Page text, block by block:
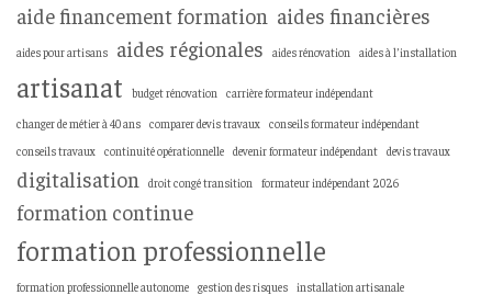
aide financement formation aides financières
aides pour artisans aides régionales aides rénovation aides à l’installation
artisanat budget rénovation carrière formateur indépendant
changer de métier à 40 ans comparer devis travaux
conseils formateur indépendant
conseils travaux
continuité opérationnelle devenir formateur indépendant devis travaux
digitalisation droit congé transition formateur indépendant 2026
formation continue
formation professionnelle
formation professionnelle autonome gestion des risques installation artisanale